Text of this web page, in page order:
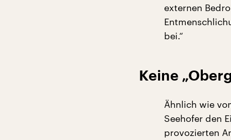
externen
bei.“
Keine
Ähnlich wie
Seehofer den
provozierten